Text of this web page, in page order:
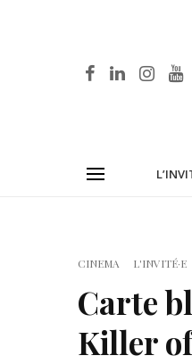
CINEMA L'INVITÉ·E
Carte
Killer